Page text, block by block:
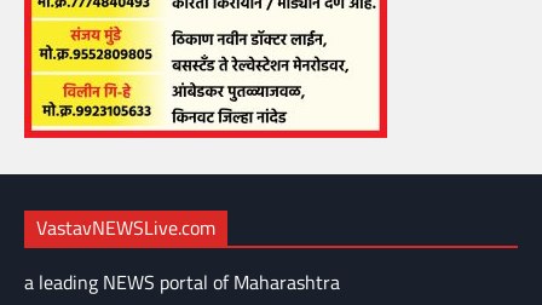
VastavNEWSLive.com
a leading NEWS portal of Maharashtra